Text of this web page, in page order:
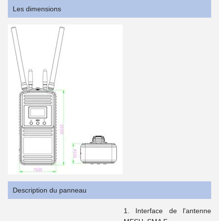
Les dimensions
Description du panneau
Interface de l'antenne